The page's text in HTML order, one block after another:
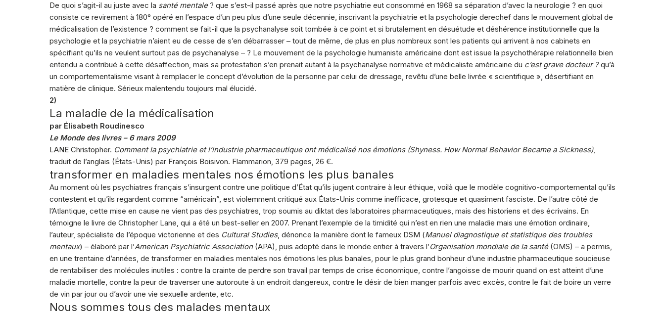
De quoi s’agit-il au juste avec la santé mentale? que s’est-il passé après que notre psychiatrie eut consommé en 1968 sa séparation d’avec la neurologie ? en quoi
consiste ce revirement à 180° opéré en l’espace d’un peu plus d’une seule décennie, inscrivant la psychiatrie et la psychologie derechef dans le mouvement global de
médicalisation de l’existence ? comment se fait-il que la psychanalyse soit tombée à ce point et si brutalement en désuétude et déshérence institutionnelle que la
psychologie et la psychiatrie n’aient eu de cesse de s’en débarrasser – tout de même, de plus en plus nombreux sont les patients qui arrivent à nos cabinets en
spécifiant qu’ils ne veulent surtout pas de psychanalyse – ? Le mouvement de la psychologie humaniste américaine dont est issue la psychothérapie relationnelle bien
entendu a contribué à cette désaffection, mais sa protestation s’en prenait autant à la psychanalyse normative et médicaliste américaine du c’est grave docteur ?qu’à
un comportementalisme visant à remplacer le concept d’évolution de la personne par celui de dressage, revêtu d’une belle livrée « scientifique », désertifiant en
matière de clinique. Sérieux malentendu toujours mal élucidé.
2)
La maladie de la médicalisation
par Élisabeth Roudinesco
Le Monde des livres – 6 mars 2009
LANE Christopher. Comment la psychiatrie et l’industrie pharmaceutique ont médicalisé nos émotions (Shyness. How Normal Behavior Became a Sickness),
traduit de l’anglais (États-Unis) par François Boisivon. Flammarion, 379 pages, 26 €.
transformer en maladies mentales nos émotions les plus banales
Au moment où les psychiatres français s’insurgent contre une politique d’État qu’ils jugent contraire à leur éthique, voilà que le modèle cognitivo-comportemental qu’ils
contestent et qu’ils regardent comme “américain”, est violemment critiqué aux États-Unis comme inefficace, grotesque et quasiment fasciste. De l’autre côté de
l’Atlantique, cette mise en cause ne vient pas des psychiatres, trop soumis au diktat des laboratoires pharmaceutiques, mais des historiens et des écrivains. En
témoigne le livre de Christopher Lane, qui a été un best-seller en 2007. Prenant l’exemple de la timidité qui n’est en rien une maladie mais une émotion ordinaire,
l’auteur, spécialiste de l’époque victorienne et des Cultural Studies, dénonce la manière dont le fameux DSM (Manuel diagnostique et statistique des troubles
mentaux) – élaboré par l’American Psychiatric Association(APA), puis adopté dans le monde entier à travers l’Organisation mondiale de la santé(OMS) – a permis,
en une trentaine d’années, de transformer en maladies mentales nos émotions les plus banales, pour le plus grand bonheur d’une industrie pharmaceutique soucieuse
de rentabiliser des molécules inutiles : contre la crainte de perdre son travail par temps de crise économique, contre l’angoisse de mourir quand on est atteint d’une
maladie mortelle, contre la peur de traverser une autoroute à un endroit dangereux, contre le désir de bien manger parfois avec excès, contre le fait de boire un verre
de vin par jour ou d’avoir une vie sexuelle ardente, etc.
Nous sommes tous des malades mentaux